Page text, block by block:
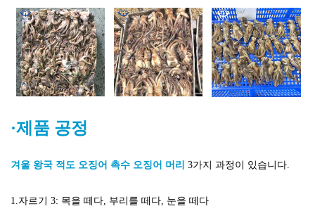
·제품 공정
겨울 왕국 적도 오징어 촉수 오징어 머리 3가지 과정이 있습니다.
1.자르기 3: 목을 떼다, 부리를 떼다, 눈을 떼다